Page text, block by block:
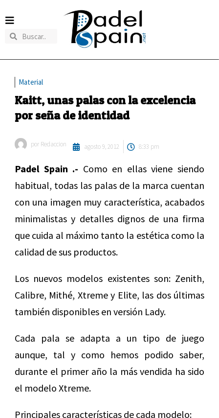
Material
Kaitt, unas palas con la excelencia
por seña de identidad
por Redaccion agosto 9, 2012 8:33 pm
Padel Spain .- Como en ellas viene siendo
habitual, todas las palas de la marca cuentan
con una imagen muy característica, acabados
minimalistas y detalles dignos de una firma
que cuida al máximo tanto la estética como la
calidad de sus productos.
Los nuevos modelos existentes son: Zenith,
Calibre, Mithé, Xtreme y Elite, las dos últimas
también disponibles en versión Lady.
Cada pala se adapta a un tipo de juego
aunque, tal y como hemos podido saber,
durante el primer año la más vendida ha sido
el modelo Xtreme.
Principales características de cada modelo: